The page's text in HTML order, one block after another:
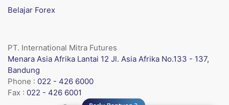
Belajar Forex
PT. International Mitra Futures
Menara Asia Afrika Lantai 12 Jl. Asia Afrika No.133 - 137,
Bandung
Phone : 022 - 426 6000
Fax : 022 - 426 6001